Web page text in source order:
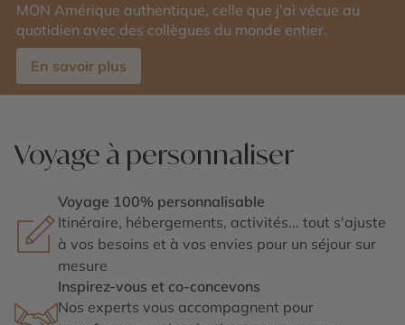
MON Amérique authentique, celle que j’ai vécue au
quotidien avec des collègues du monde entier.
En savoir plus
Voyage à personnaliser
Voyage 100% personnalisable
Itinéraire, hébergements, activités... tout s'ajuste
à vos besoins et à vos envies pour un séjour sur
mesure
Inspirez-vous et co-concevons
Nos experts vous accompagnent pour